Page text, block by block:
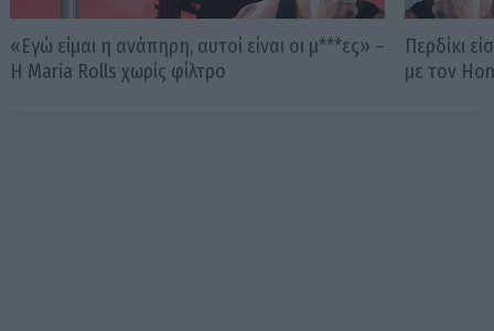
«Εγώ είμαι η ανάπηρη, αυτοί είναι οι μ***ες» –
Η Maria Rolls χωρίς φίλτρο
Περδίκι
με τον